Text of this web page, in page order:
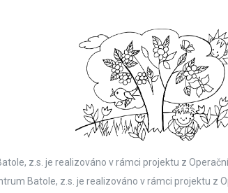
z.s. je realizováno v rámci projektu z
Batole, z.s. je realizováno v rámci projektu z